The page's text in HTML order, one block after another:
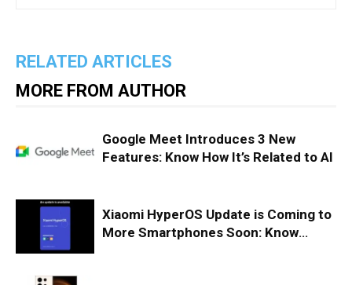
RELATED ARTICLES
MORE FROM AUTHOR
Google Meet Introduces 3 New
Features: Know How It’s Related to AI
Xiaomi HyperOS Update is Coming to
More Smartphones Soon: Know